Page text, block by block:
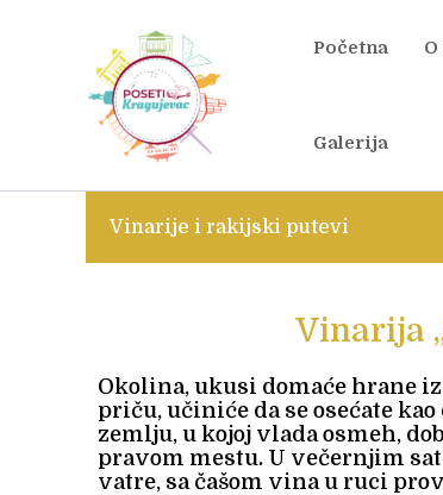
Početna
Galerija
Vinarije i rakijski putevi
Vinarija
Okolina, ukusi domaće hrane
priču, učiniće da se osećate
zemlju, u kojoj vlada osmeh,
pravom mestu. U večernjim
vatre, sa čašom vina u ruci